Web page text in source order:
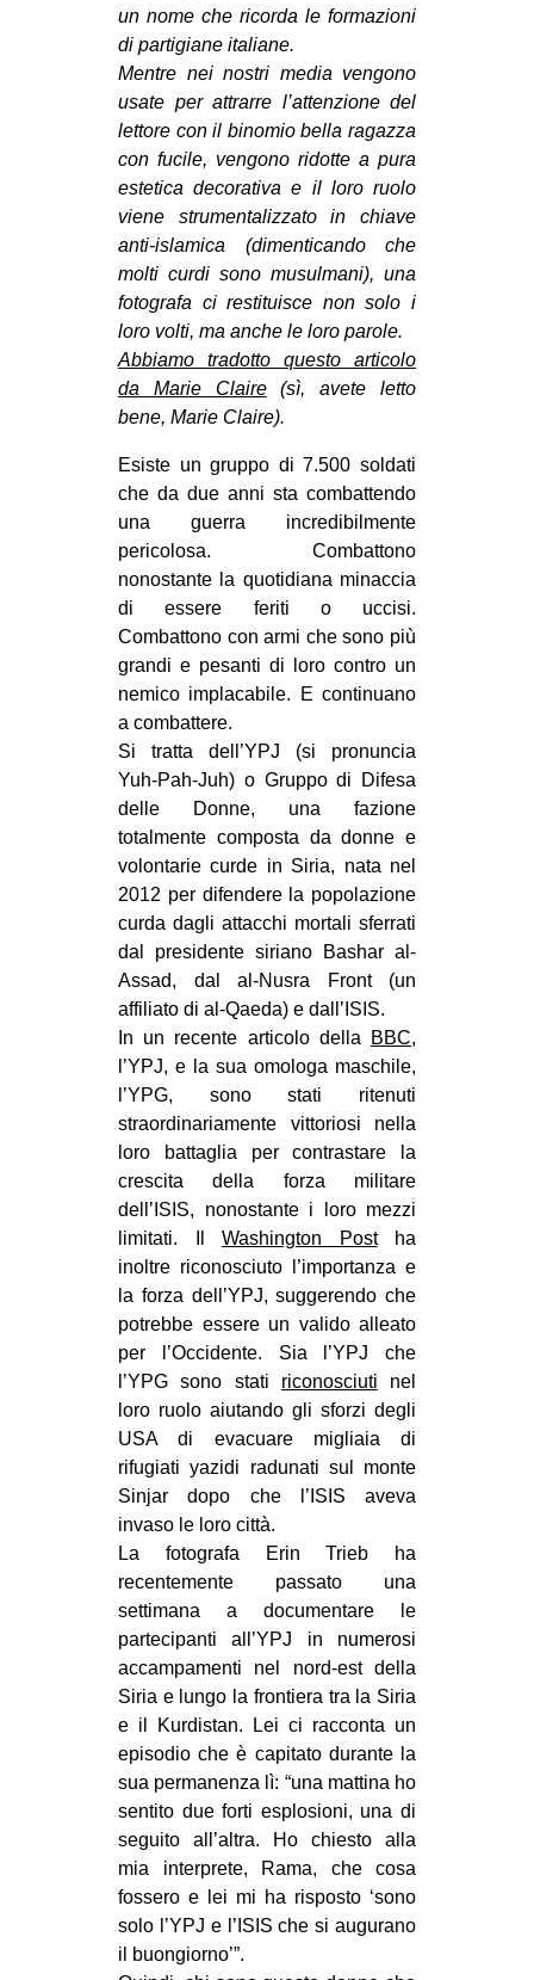
ms
SEARCH
un nome che ricorda le formazioni
di partigiane italiane.
Mentre nei nostri media vengono
usate per attrarre l’attenzione del
lettore con il binomio bella ragazza
con fucile, vengono ridotte a pura
estetica decorativa e il loro ruolo
viene strumentalizzato in chiave
anti-islamica (dimenticando che
molti curdi sono musulmani), una
fotografa ci restituisce non solo i
loro volti, ma anche le loro parole.
Abbiamo tradotto questo articolo
da Marie Claire(sì, avete letto
bene, Marie Claire).
Esiste un gruppo di 7.500 soldati
che da due anni sta combattendo
una guerra incredibilmente
pericolosa. Combattono
nonostante la quotidiana minaccia
di essere feriti o uccisi.
Combattono con armi che sono più
grandi e pesanti di loro contro un
nemico implacabile. E continuano
a combattere.
Si tratta dell’YPJ (si pronuncia
Yuh-Pah-Juh) o Gruppo di Difesa
delle Donne, una fazione
totalmente composta da donne e
volontarie curde in Siria, nata nel
2012 per difendere la popolazione
curda dagli attacchi mortali sferrati
dal presidente siriano Bashar al-
Assad, dal al-Nusra Front (un
affiliato di al-Qaeda) e dall’ISIS.
In un recente articolo della
BBC,
l’YPJ, e la sua omologa maschile,
l’YPG, sono stati ritenuti
straordinariamente vittoriosi nella
loro battaglia per contrastare la
crescita della forza militare
dell’ISIS, nonostante i loro mezzi
limitati. Il Washington Postha
inoltre riconosciuto l’importanza e
la forza dell’YPJ, suggerendo che
potrebbe essere un valido alleato
per l’Occidente. Sia l’YPJ che
l’YPG sono stati riconosciuti nel
loro ruolo aiutando gli sforzi degli
USA di evacuare migliaia di
rifugiati yazidi radunati sul monte
Sinjar dopo che l’ISIS aveva
invaso le loro città.
La fotografa Erin Trieb ha
recentemente passato una
settimana a documentare le
partecipanti all’YPJ in numerosi
accampamenti nel nord-est della
Siria e lungo la frontiera tra la Siria
e il Kurdistan. Lei ci racconta un
episodio che è capitato durante la
sua permanenza lì: “una mattina ho
sentito due forti esplosioni, una di
seguito all’altra. Ho chiesto alla
mia interprete, Rama, che cosa
fossero e lei mi ha risposto ‘sono
solo l’YPJ e l’ISIS che si augurano
il buongiorno’”.